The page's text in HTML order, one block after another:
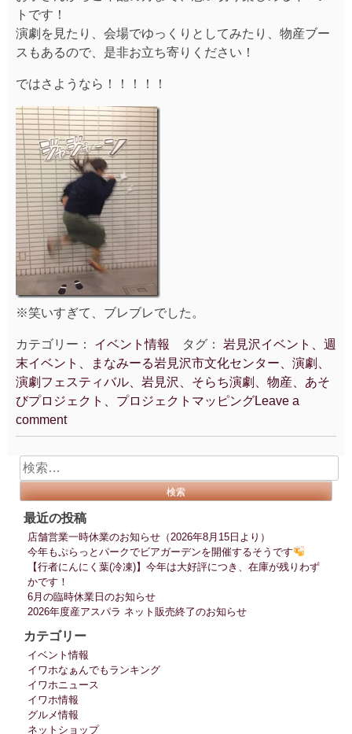
トです！
演劇を見たり、会場でゆっくりとしてみたり、物産ブー
スもあるので、是非お立ち寄りください！
ではさようなら！！！！！
※笑いすぎて、ブレブレでした。
カテゴリー： イベント情報 タグ： 岩見沢イベント、週
末イベント、まなみーる岩見沢市文化センター、演劇、
演劇フェスティバル、岩見沢、そらち演劇、物産、あそ
びプロジェクト、プロジェクトマッピングLeave a
comment
検
索:
最近の投稿
店舗営業一時休業のお知らせ（2026年8月15日より）
今年もぷらっとパークでビアガーデンを開催するそうです
【行者にんにく葉(冷凍)】今年は大好評につき、在庫が残りわず
かです！
6月の臨時休業日のお知らせ
2026年度産アスパラ ネット販売終了のお知らせ
カテゴリー
イベント情報
イワホなぁんでもランキング
イワホニュース
イワホ情報
グルメ情報
ネットショップ